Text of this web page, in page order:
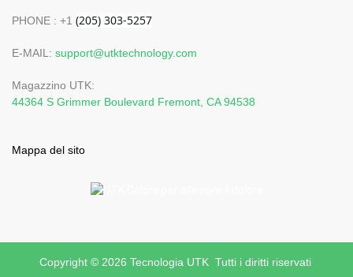
PHONE : +1
E-MAIL: support@utktechnology.com
Magazzino UTK:
44364 S Grimmer Boulevard Fremont, CA 94538
Mappa del sito
Copyright © 2026 Tecnologia UTK Tutti i diritti riservati